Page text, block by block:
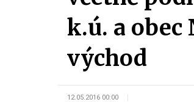
k.ú. a obec
východ
12.05.2016 00:00